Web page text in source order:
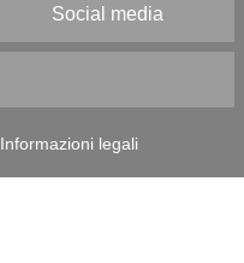
Social media
Informazioni legali